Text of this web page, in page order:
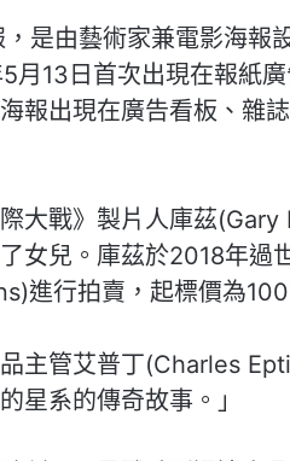
是由藝術家兼電影海報
月13日首次出現在報紙
報出現在廣告看板、雜
大戰》製片人庫茲
女兒。庫茲於2018年過
進行拍賣，起標價為
主管艾普丁(Charles
星系的傳奇故事。」